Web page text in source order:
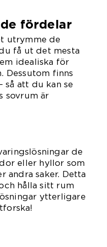
fördelar
utrymme de
få ut det mesta
idealiska för
Dessutom finns
att du kan se
sovrum är
de
eller hyllor som
andra saker. Detta
hålla sitt rum
ytterligare